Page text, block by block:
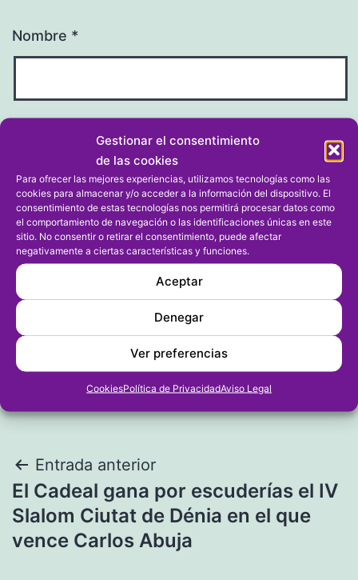
Gestionar el consentimiento
de las cookies
Para ofrecer las mejores experiencias, utilizamos tecnologías como las
cookies para almacenar y/o acceder a la información del dispositivo. El
consentimiento de estas tecnologías nos permitirá procesar datos como
el comportamiento de navegación o las identificaciones únicas en este
sitio. No consentir o retirar el consentimiento, puede afectar
negativamente a ciertas características y funciones.
Aceptar
Denegar
Ver preferencias
CookiesPolítica de PrivacidadAviso Legal
Nombre *
Correo electrónico*
Web
Navegación
de
entradas
Entrada anterior
El Cadeal gana por escuderías el IV
Slalom Ciutat de Dénia en el que
vence Carlos Abuja